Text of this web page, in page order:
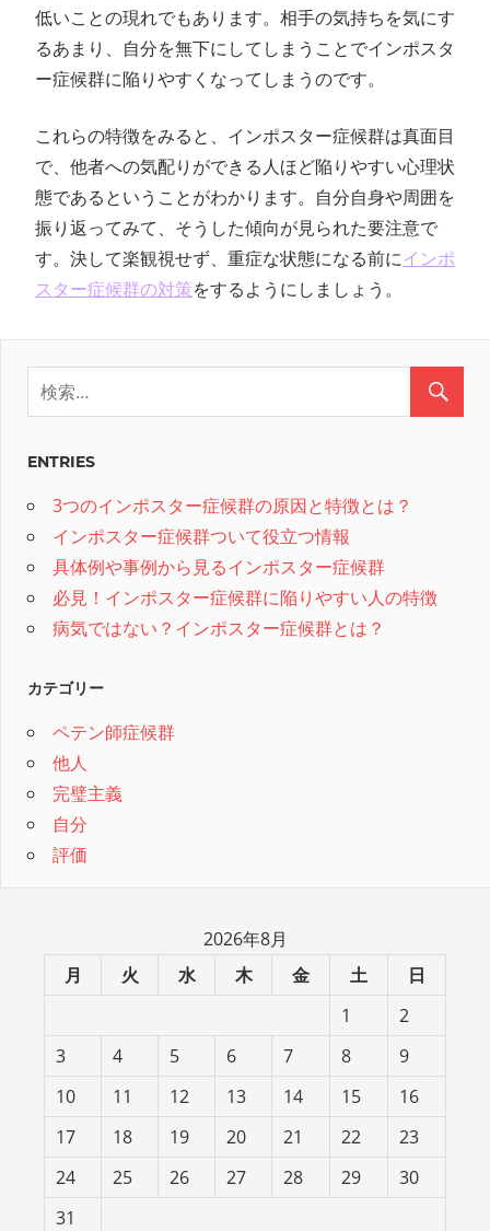
低いことの現れでもあります。相手の気持ちを気にす
るあまり、自分を無下にしてしまうことでインポスタ
ー症候群に陥りやすくなってしまうのです。
これらの特徴をみると、インポスター症候群は真面目
で、他者への気配りができる人ほど陥りやすい心理状
態であるということがわかります。自分自身や周囲を
振り返ってみて、そうした傾向が見られた要注意で
す。決して楽観視せず、重症な状態になる前にインポ
スター症候群の対策をするようにしましょう。
ENTRIES
3つのインポスター症候群の原因と特徴とは？
インポスター症候群ついて役立つ情報
具体例や事例から見るインポスター症候群
必見！インポスター症候群に陥りやすい人の特徴
病気ではない？インポスター症候群とは？
カテゴリー
ペテン師症候群
他人
完璧主義
自分
評価
2026年8月
月
火 水 木 金 土
日
1
2
3
4 5 6 7 8
9
10
11 12 13 14 15
16
17
18 19 20 21 22
23
24
25 26 27 28 29
30
31